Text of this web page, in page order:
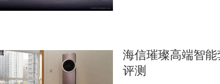
海信璀璨高端智
评测